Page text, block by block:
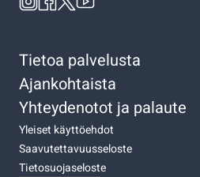
Tietoa palvelusta
Ajankohtaista
Yhteydenotot ja palaute
Yleiset käyttöehdot
Saavutettavuusseloste
Tietosuojaseloste